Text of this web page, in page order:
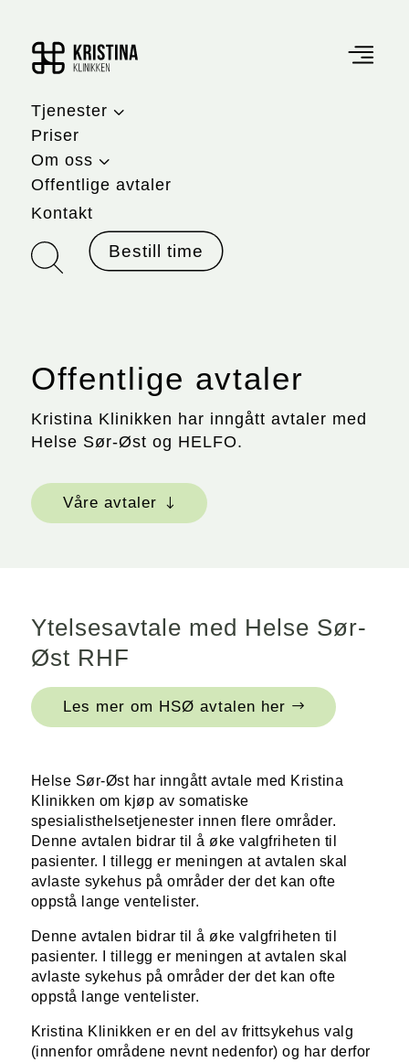
3
Tjenester
Priser
3
Om oss
Offentlige avtaler
Kontakt
Bestill time
Offentlige avtaler
Kristina Klinikken har inngått avtaler med
Helse Sør-Øst og HELFO.
Våre avtaler
Ytelsesavtale med Helse Sør-
Øst RHF
Les mer om HSØ avtalen her
Helse Sør-Øst har inngått avtale med Kristina
Klinikken om kjøp av somatiske
spesialisthelsetjenester innen flere områder.
Denne avtalen bidrar til å øke valgfriheten til
pasienter. I tillegg er meningen at avtalen skal
avlaste sykehus på områder der det kan ofte
oppstå lange ventelister.
Denne avtalen bidrar til å øke valgfriheten til
pasienter. I tillegg er meningen at avtalen skal
avlaste sykehus på områder der det kan ofte
oppstå lange ventelister.
Kristina Klinikken er en del av frittsykehus valg
(innenfor områdene nevnt nedenfor) og har derfor